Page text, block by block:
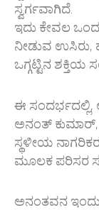
ಸ್ವರ್ಗವಾಗಿದೆ.
ಇದು ಕೇವಲ
ನೀಡುವ
ಒಗ್ಗಟ್ಟಿನ ಶಕ್ತಿಯ
ಈ ಸಂದರ್ಭದಲ್ಲಿ,
ಅನಂತ್ ಕುಮಾರ್,
ಸ್ಥಳೀಯ
ಮೂಲಕ ಪರಿಸರ
ಅನಂತವನ ಇಂದು